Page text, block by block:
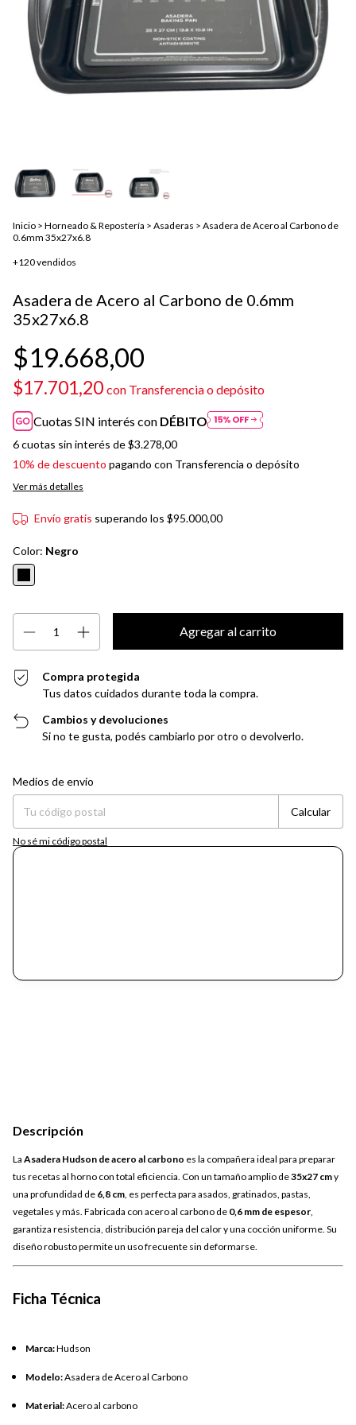
Inicio > Horneado & Repostería > Asaderas > Asadera de Acero al Carbono de
0.6mm 35x27x6.8
+120 vendidos
Asadera de Acero al Carbono de 0.6mm
35x27x6.8
$19.668,00
$17.701,20 con Transferencia o depósito
Cuotas SIN interés con DÉBITO
6cuotas sin interés de$3.278,00
10% de descuento pagando con Transferencia o depósito
Ver más detalles
Envío gratis superando los $95.000,00
Color: Negro
Compra protegida
Tus datos cuidados durante toda la compra.
Cambios y devoluciones
Si no te gusta, podés cambiarlo por otro o devolverlo.
Entregas para el CP:
Medios de envío
Calcular
No sé mi código postal
Descripción
La Asadera Hudson de acero al carbono es la compañera ideal para preparar
tus recetas al horno con total eficiencia. Con un tamaño amplio de35x27 cmy
una profundidad de 6,8 cm, es perfecta para asados, gratinados, pastas,
vegetales y más. Fabricada con acero al carbono de 0,6 mm de espesor,
garantiza resistencia, distribución pareja del calor y una cocción uniforme. Su
diseño robusto permite un uso frecuente sin deformarse.
Ficha Técnica
Marca:Hudson
Modelo:Asadera de Acero al Carbono
Material:Acero al carbono